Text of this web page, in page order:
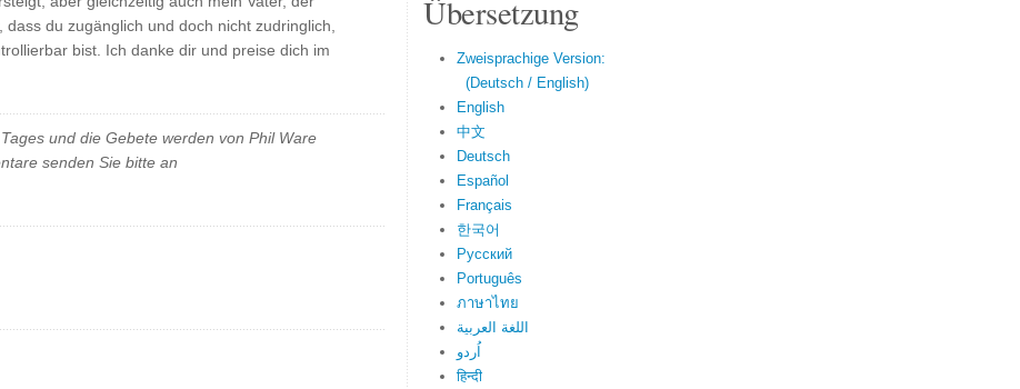
du zugänglich und doch nicht zudringlich,
bist. Ich danke dir und preise dich im
und die Gebete werden von Phil Ware
senden Sie bitte an
Übersetzung
Zweisprachige Version:
(Deutsch / English)
English
中文
Deutsch
Español
Français
한국어
Русский
Português
ภาษาไทย
اللغة العربية
اُردو
हिन्दी